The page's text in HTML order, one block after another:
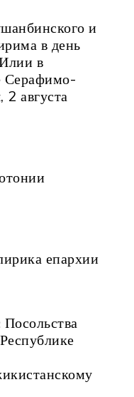
и
в день
в
Серафимо-
2 августа
епархии